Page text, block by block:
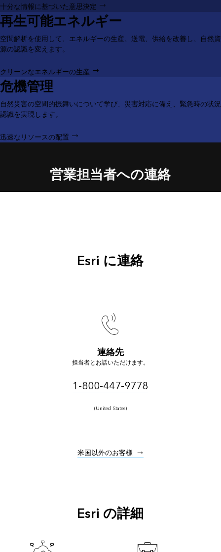
十分な情報に基づいた意思決定
再生可能エネルギー
空間解析を使用して、エネルギーの生産、送電、供給を改善し、自然資
源の認識を変えます。
クリーンなエネルギーの生産
危機管理
自然災害の空間的振舞いについて学び、災害対応に備え、緊急時の状況
認識を実現します。
迅速なリソースの配置
営業担当者への連絡
Esri に連絡
連絡先
担当者とお話いただけます。
1-800-447-9778
(United States)
米国以外のお客様
Esri の詳細